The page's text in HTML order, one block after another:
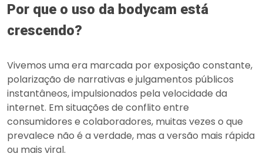
Por que o uso da bodycam está
crescendo?
Vivemos uma era marcada por exposição constante,
polarização de narrativas e julgamentos públicos
instantâneos, impulsionados pela velocidade da
internet. Em situações de conflito entre
consumidores e colaboradores, muitas vezes o que
prevalece não é a verdade, mas a versão mais rápida
ou mais viral.